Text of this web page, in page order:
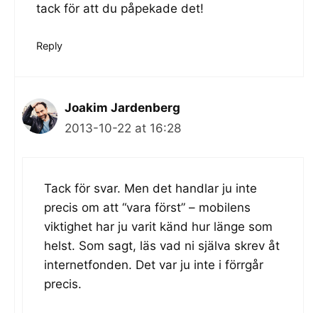
tack för att du påpekade det!
Reply
Joakim Jardenberg
2013-10-22 at 16:28
Tack för svar. Men det handlar ju inte
precis om att “vara först” – mobilens
viktighet har ju varit känd hur länge som
helst. Som sagt, läs vad ni själva skrev åt
internetfonden. Det var ju inte i förrgår
precis.